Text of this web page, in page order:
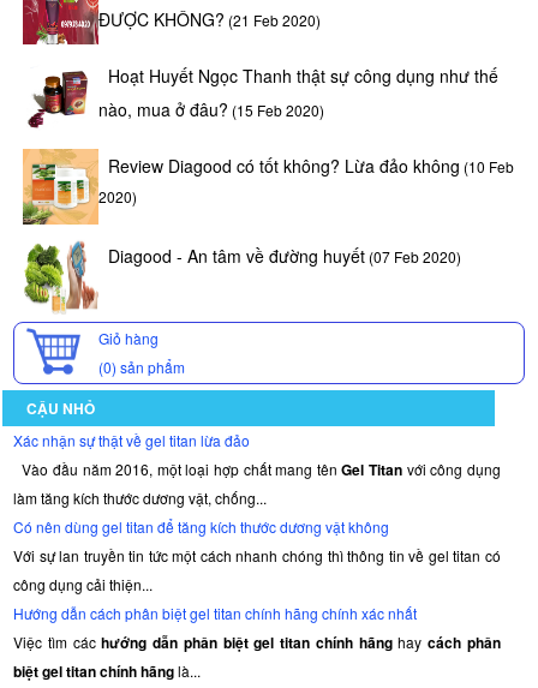
ĐƯỢC KHÔNG? (21 Feb 2020)
Hoạt Huyết Ngọc Thanh thật sự công dụng như thế
nào, mua ở đâu? (15 Feb 2020)
Review Diagood có tốt không? Lừa đảo không (10 Feb
2020)
Diagood - An tâm về đường huyết (07 Feb 2020)
Giỏ hàng
(0) sản phẩm
CẬU NHỎ
Xác nhận sự thật về gel titan lừa đảo
Vào đầu năm 2016, một loại hợp chất mang tênGel Titanvới công dụng
làm tăng kích thước dương vật, chống...
Có nên dùng gel titan để tăng kích thước dương vật không
Với sự lan truyền tin tức một cách nhanh chóng thì thông tin về gel titan có
công dụng cải thiện...
Hướng dẫn cách phân biệt gel titan chính hãng chính xác nhất
Việc tìm cáchướng dẫn phân biệt gel titan chính hãnghay cách phân
biệt gel titan chính hãnglà...